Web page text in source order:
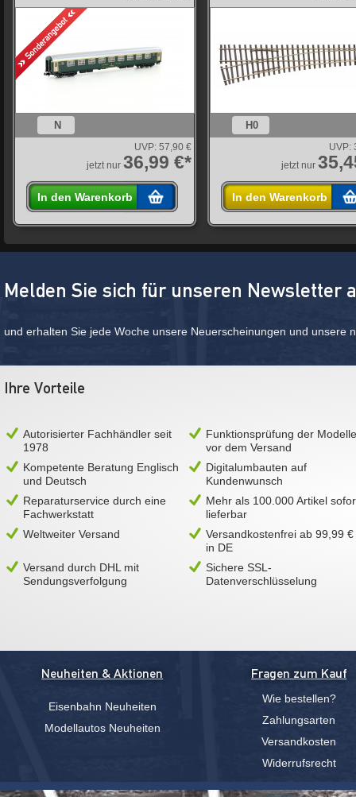
N
UVP: 57,90 €
jetzt nur 36,99 €*
In den Warenkorb
H0
UVP:
jetzt nur
In den Warenkorb
Melden Sie sich für unseren Newsletter
und erhalten Sie jede Woche unsere Neuerscheinungen und unsere
Ihre Vorteile
Autorisierter Fachhändler seit
1978
Funktionsprüfung der Modelle
vor dem Versand
Kompetente Beratung Englisch
und Deutsch
Digitalumbauten auf
Kundenwunsch
Reparaturservice durch eine
Fachwerkstatt
Mehr als 100.000 Artikel
lieferbar
Weltweiter Versand
Versandkostenfrei ab 99,99 €
in DE
Versand durch DHL mit
Sendungsverfolgung
Sichere SSL-
Datenverschlüsselung
Neuheiten & Aktionen
Eisenbahn Neuheiten
Modellautos Neuheiten
Fragen zum Kauf
Wie bestellen?
Zahlungsarten
Versandkosten
Widerrufsrecht